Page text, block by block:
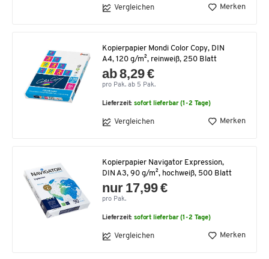
Vergleichen Merken
Kopierpapier Mondi Color Copy, DIN
A4, 120 g/m², reinweiß, 250 Blatt
ab 8,29 €
pro Pak. ab 5 Pak.
Lieferzeit:sofort lieferbar (1-2 Tage)
Vergleichen Merken
Kopierpapier Navigator Expression,
DIN A3, 90 g/m², hochweiß, 500 Blatt
nur 17,99 €
pro Pak.
Lieferzeit:sofort lieferbar (1-2 Tage)
Vergleichen Merken